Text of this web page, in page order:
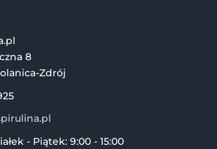
8
Zdrój
- Piątek: 9:00 - 15:00